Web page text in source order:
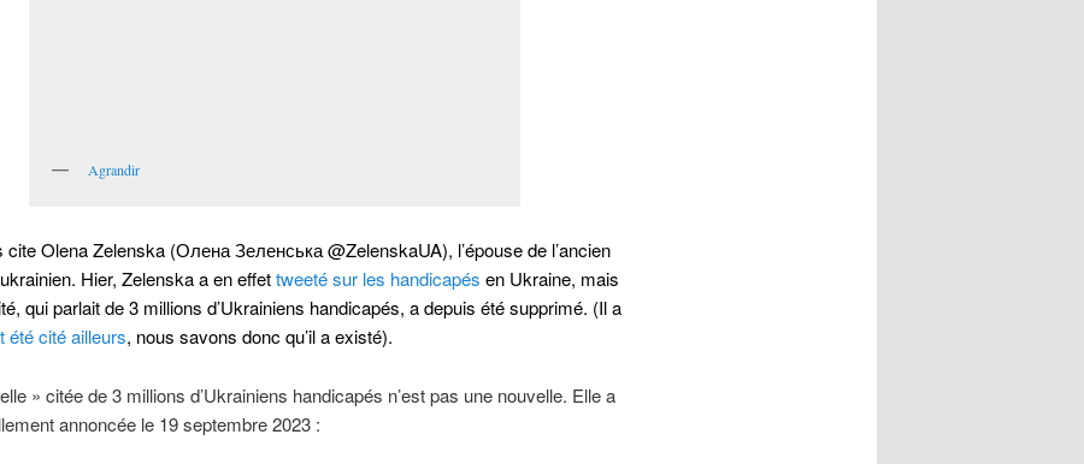
Agrandir
cite Olena Zelenska (Олена Зеленська @ZelenskaUA), l’épouse de l’ancien
Hier, Zelenska a en effettweeté sur les handicapés en Ukraine, mais
qui parlait de 3 millions d’Ukrainiens handicapés, a depuis été supprimé. (Il a
été cité ailleurs, nous savons donc qu’il a existé).
» citée de 3 millions d’Ukrainiens handicapés n’est pas une nouvelle. Elle a
annoncée le 19 septembre 2023 :